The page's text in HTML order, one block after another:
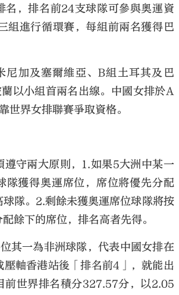
名，排名前24支球隊可參與奧運資
組進行循環賽，每組前兩名獲得巴
尼加及塞爾維亞、B組土耳其及巴
以小組首兩名出線。中國女排於A
世界女排聯賽爭取資格。
遵守兩大原則，1.如果5大洲中某一
隊獲得奧運席位，席位將優先分配
隊。2.剩餘未獲奧運席位球隊將按
餘下的席位，排名高者先得。
其一為非洲球隊，代表中國女排在
壓軸香港站後「排名前4」，就能出
前世界排名積分327.57分，以2.05